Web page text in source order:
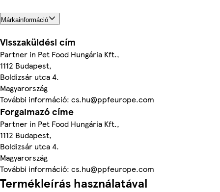
Márkainformáció
Visszaküldési cím
Partner in Pet Food Hungária Kft.,
1112 Budapest,
Boldizsár utca 4.
Magyarország
További információ: cs.hu@ppfeurope.com
Forgalmazó címe
Partner in Pet Food Hungária Kft.,
1112 Budapest,
Boldizsár utca 4.
Magyarország
További információ: cs.hu@ppfeurope.com
Termékleírás használatával